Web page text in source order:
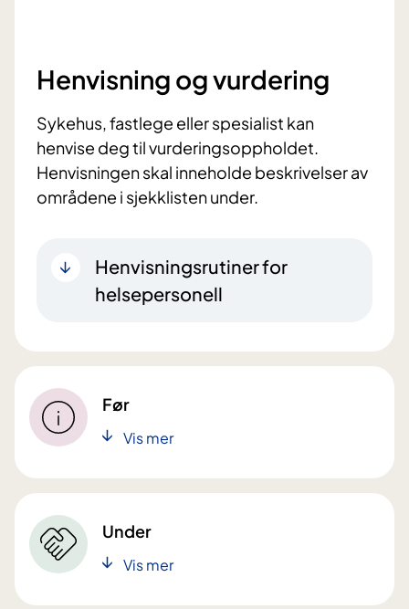
Henvisning og vurdering
Sykehus, fastlege eller spesialist kan
henvise deg til vurderingsoppholdet.
Henvisningen skal inneholde beskrivelser av
områdene i sjekklisten under.
Henvisningsrutiner for
helsepersonell
Før
Vis mer
Under
Vis mer